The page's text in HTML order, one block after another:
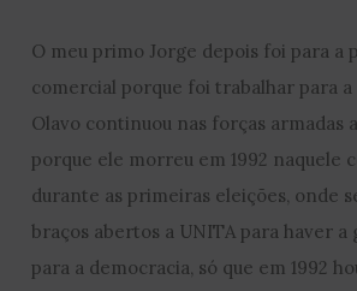
O meu primo Jorge depois foi para a
comercial porque foi trabalhar para a
Olavo continuou nas forças armadas
porque ele morreu em 1992 naquele
durante as primeiras eleições, onde
braços abertos a UNITA para haver
para a democracia, só que em 1992